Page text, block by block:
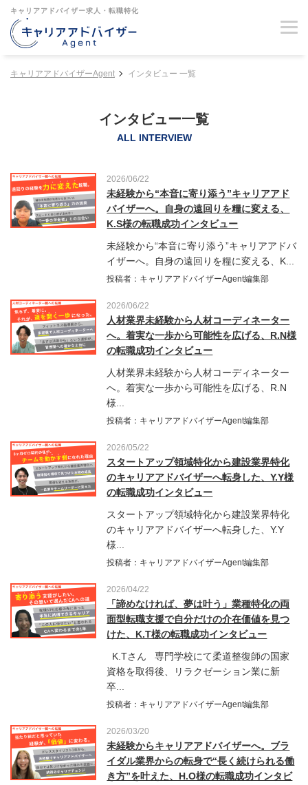
キャリアアドバイザー求人・転職特化
キャリアアドバイザーAgent インタビュー 一覧
インタビュー一覧
ALL INTERVIEW
2026/06/22
未経験から“本音に寄り添う”キャリアアド
バイザーへ。自身の遠回りを糧に変える、
K.S様の転職成功インタビュー
未経験から“本音に寄り添う”キャリアアドバ
イザーへ。自身の遠回りを糧に変える、K...
投稿者：キャリアアドバイザーAgent編集部
2026/06/22
人材業界未経験から人材コーディネーター
へ。着実な一歩から可能性を広げる、R.N様
の転職成功インタビュー
人材業界未経験から人材コーディネーター
へ。着実な一歩から可能性を広げる、R.N
様...
投稿者：キャリアアドバイザーAgent編集部
2026/05/22
スタートアップ領域特化から建設業界特化
のキャリアアドバイザーへ転身した、Y.Y様
の転職成功インタビュー
スタートアップ領域特化から建設業界特化
のキャリアアドバイザーへ転身した、Y.Y
様...
投稿者：キャリアアドバイザーAgent編集部
2026/04/22
「諦めなければ、夢は叶う」業種特化の両
面型転職支援で自分だけの介在価値を見つ
けた、K.T様の転職成功インタビュー
K.Tさん 専門学校にて柔道整復師の国家
資格を取得後、リラクゼーション業に新
卒...
投稿者：キャリアアドバイザーAgent編集部
2026/03/20
未経験からキャリアアドバイザーへ。ブラ
イダル業界からの転身で“長く続けられる働
き方”を叶えた、H.O様の転職成功インタビ